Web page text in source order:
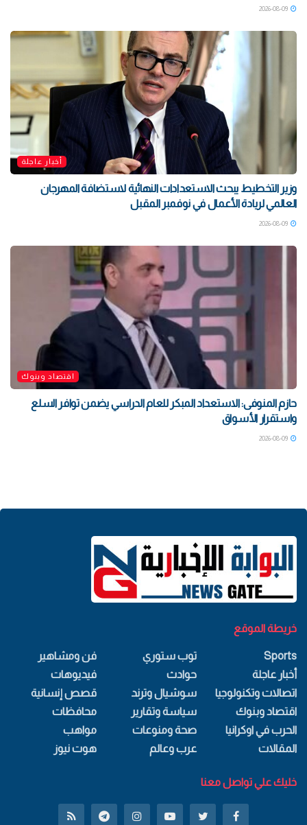
أخبار عاجلة
وزير التخطيط يبحث الاستعدادات النهائية لاستضافة المهرجان
العالمي لريادة الأعمال في نوفمبر المقبل
اقتصاد وبنوك
حازم المنوفى: الاستعداد المبكر للعام الدراسي يضمن توافر السلع
واستقرار الأسواق
خريطة الموقع
Sports
أخبار عاجلة
اتصالات وتكنولوجيا
اقتصاد وبنوك
الحرب في اوكرانيا
المقالات
توب ستوري
حوادث
سوشيال وترند
سياسة وتقارير
صحة ومنوعات
عرب وعالم
فن ومشاهير
فيديوهات
قصص إنسانية
محافظات
مواهب
هوت نيوز
خليك علي تواصل معنا